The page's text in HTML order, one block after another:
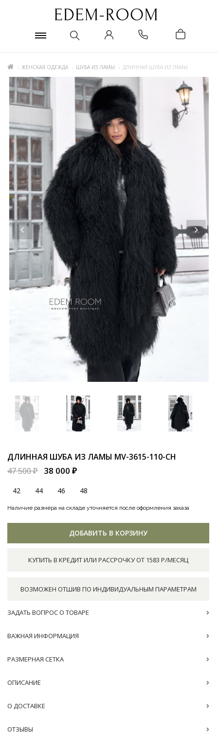
ЖЕНСКАЯ ОДЕЖДА ШУБА ИЗ ЛАМЫ ДЛИННАЯ ШУБА ИЗ ЛАМЫ
ДЛИННАЯ ШУБА ИЗ ЛАМЫ MV-3615-110-CH
47 500 ₽
38 000 ₽
42 44 46 48
Наличие размера на складе уточняется после оформления заказа
ДОБАВИТЬ В КОРЗИНУ
КУПИТЬ В КРЕДИТ ИЛИ РАССРОЧКУ ОТ 1583 Р/МЕСЯЦ
ВОЗМОЖЕН ОТШИВ ПО ИНДИВИДУАЛЬНЫМ ПАРАМЕТРАМ
ЗАДАТЬ ВОПРОС О ТОВАРЕ
ВАЖНАЯ ИНФОРМАЦИЯ
РАЗМЕРНАЯ СЕТКА
ОПИСАНИЕ
О ДОСТАВКЕ
ОТЗЫВЫ